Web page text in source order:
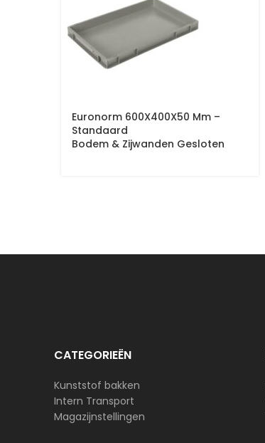
Euronorm 600X400X50 Mm –
Standaard
Bodem & Zijwanden Gesloten
CATEGORIEËN
Kunststof bakken
Intern Transport
Magazijnstellingen